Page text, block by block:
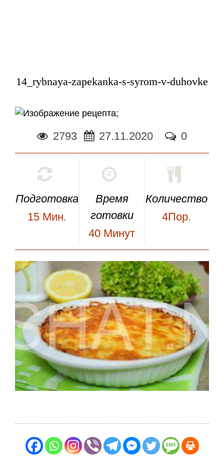
14_rybnaya-zapekanka-s-syrom-v-duhovke
;
2793 27.11.2020 0
Подготовка
15 Мин.
Время
готовки
40 Минут
Количество
4Пор.